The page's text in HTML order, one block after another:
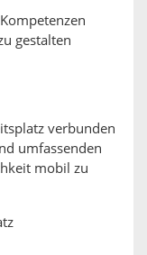
gestalten
verbunden
umfassenden
mobil zu